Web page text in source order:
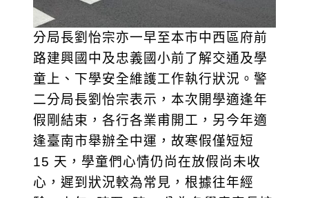
分局長劉怡宗亦一早至本市中西區府前
路建興國中及忠義國小前了解交通及學
童上、下學安全維護工作執行狀況。警
二分局長劉怡宗表示，本次開學適逢年
假剛結束，各行各業甫開工，另今年適
逢臺南市舉辦全中運，故寒假僅短短
15 天，學童們心情仍尚在放假尚未收
心，遲到狀況較為常見，根據往年經